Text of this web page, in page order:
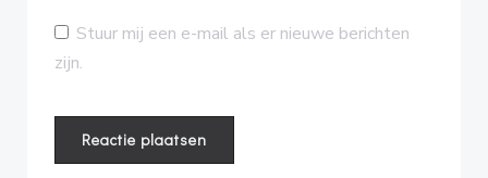
Stuur mij een e-mail als er nieuwe berichten
zijn.